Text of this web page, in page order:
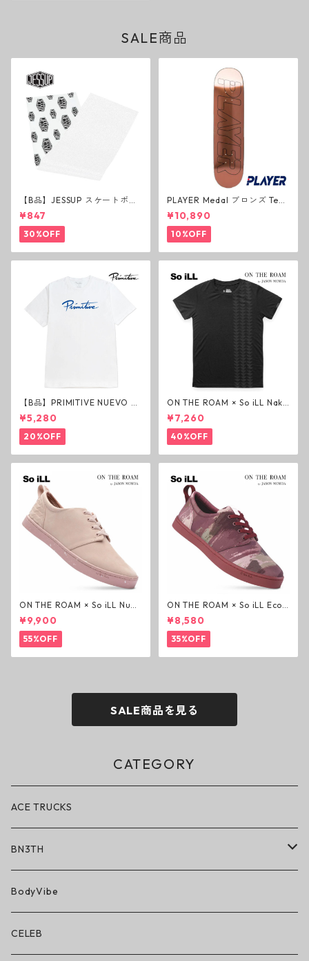
SALE商品
【B品】JESSUP スケートボー
ド グリップテープ ウルトラグ
リップ ホワイト デッキテープ
ジェスアップ ジェサップ
¥847
30%OFF
PLAYER Medal ブロンズ Tea
m Deck P3 スケートボードデ
ッキ プレイヤー メダル
¥10,890
10%OFF
【B品】PRIMITIVE NUEVO SC
RIPT HW TEE WHITE ヘビー
ウェイトTシャツ ホワイト プ
リミティブ
¥5,280
20%OFF
ON THE ROAM × So iLL Nako
a Tee Tシャツ ウルフブラック
オンザローム ジェイソンモモ
ア OTR ビンテージ加工
¥7,260
40%OFF
ON THE ROAM × So iLL Nubu
ck Wino ライフスタイルシュ
ーズ ダーティーピンク オンザ
ローム ジェイソンモモア OTR
スニーカー
¥9,900
55%OFF
ON THE ROAM × So iLL Eco
Camo Wino ライフスタイル
シューズ カモ オンザローム ジ
ェイソンモモア OTR スニーカ
ー
¥8,580
35%OFF
SALE商品を見る
CATEGORY
ACE TRUCKS
BN3TH
BN3TH × ON THE ROAM
ボクサーブリーフ/ショート丈
BodyVibe
CELEB